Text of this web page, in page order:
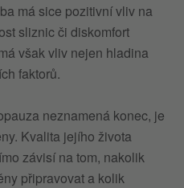
má sice pozitivní vliv na
sliznic či diskomfort
však vliv nejen hladina
faktorů.
neznamená konec, je
Kvalita jejího života
závisí na tom, nakolik
připravovat a kolik